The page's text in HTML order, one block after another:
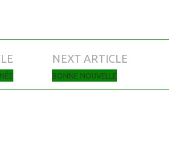
NEXT ARTICLE
BONNE NOUVELLE